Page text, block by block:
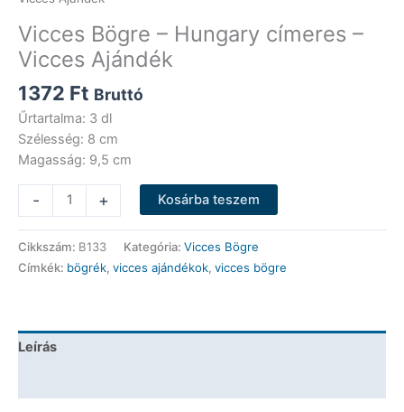
Vicces Bögre – Hungary címeres –
Vicces Ajándék
1372 Ft Bruttó
Űrtartalma: 3 dl
Szélesség: 8 cm
Magasság: 9,5 cm
-
Bögre
-
Hungary
címeres
Ajándék
+ Kosárba teszem
Cikkszám: B133 Kategória: Vicces Bögre
Címkék: bögrék, vicces ajándékok, vicces bögre
Leírás